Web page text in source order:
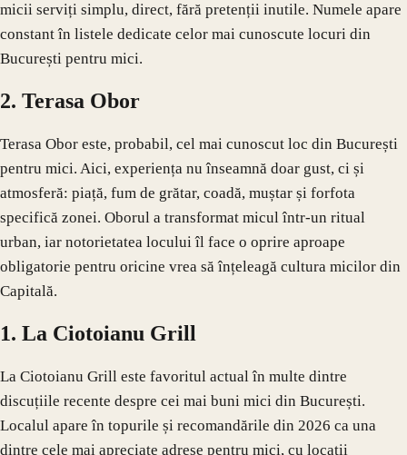
micii serviți simplu, direct, fără pretenții inutile. Numele apare
constant în listele dedicate celor mai cunoscute locuri din
București pentru mici.
2. Terasa Obor
Terasa Obor este, probabil, cel mai cunoscut loc din București
pentru mici. Aici, experiența nu înseamnă doar gust, ci și
atmosferă: piață, fum de grătar, coadă, muștar și forfota
specifică zonei. Oborul a transformat micul într-un ritual
urban, iar notorietatea locului îl face o oprire aproape
obligatorie pentru oricine vrea să înțeleagă cultura micilor din
Capitală.
1. La Ciotoianu Grill
La Ciotoianu Grill este favoritul actual în multe dintre
discuțiile recente despre cei mai buni mici din București.
Localul apare în topurile și recomandările din 2026 ca una
dintre cele mai apreciate adrese pentru mici, cu locații